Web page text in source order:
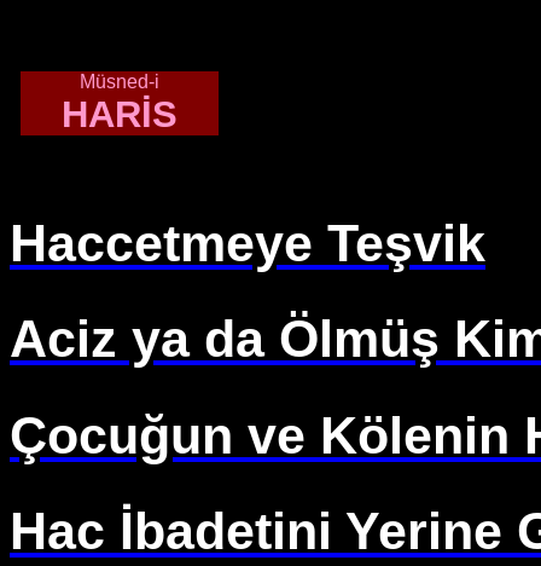
Müsned-i
HARİS
Haccetmeye Teşvik
Aciz ya da Ölmüş
Çocuğun ve Kölenin
Hac İbadetini Yerine